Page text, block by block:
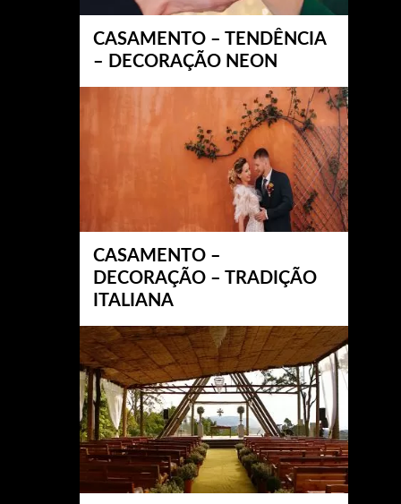
CASAMENTO – TENDÊNCIA
– DECORAÇÃO NEON
CASAMENTO –
DECORAÇÃO – TRADIÇÃO
ITALIANA